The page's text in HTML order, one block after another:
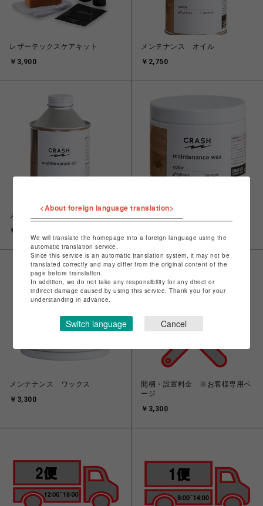
レザーテックスケアキット
￥3,900
メンテナンス オイル
￥2,750
メンテナンス オイル
￥2,750
メンテナンス ワックス
￥3,300
開梱・設置料金 ※お客様専用ペ
ージ
￥3,300
<About foreign language translation>
We will translate the homepage into a foreign language using the
automatic translation service.
Since this service is an automatic translation system, it may not be
translated correctly and may differ from the original content of the
page before translation.
In addition, we do not take any responsibility for any direct or
indirect damage caused by using this service. Thank you for your
understanding in advance.
Switch language Cancel